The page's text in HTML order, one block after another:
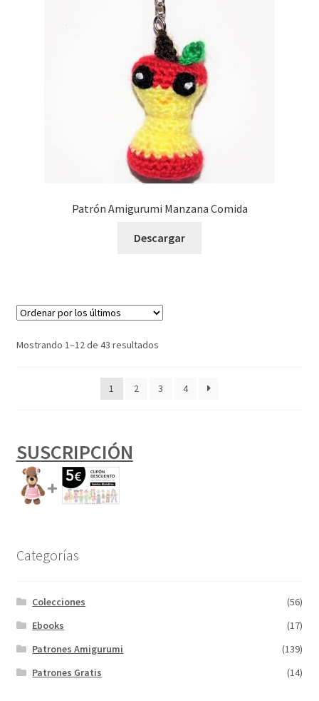
Patrón Amigurumi Manzana Comida
Descargar
Mostrando 1–12 de 43 resultadosOrdenado
últimos
1 2 3 4
SUSCRIPCIÓN
Categorías
Colecciones
(56)
Ebooks
(17)
Patrones Amigurumi
(139)
Patrones Gratis
(14)